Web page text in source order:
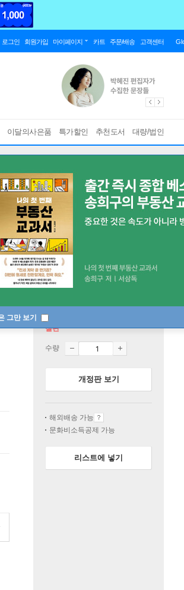
로그인 회원가입 마이페이지 카트 주문/배송 고객센터
이달의사은품 특가할인 추천도서 대량/법인
그만 보기
절판
수량
개정판 보기
해외배송 가능
문화비소득공제 가능
리스트에 넣기